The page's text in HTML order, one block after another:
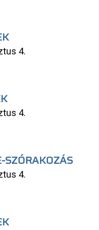
4.
4.
SZÓRAKOZÁS
4.